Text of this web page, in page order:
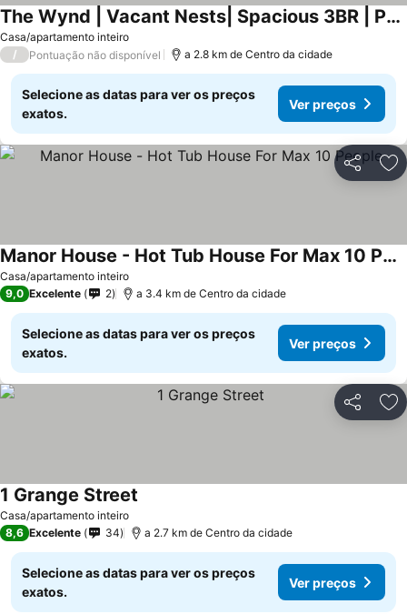
Casa/apartamento inteiro
The Wynd | Vacant Nests| Spacious 3BR | Parking
Ver preços
/ Pontuação não disponível a 2.8 km de Centro da cidade
Selecione as datas para ver os preços
exatos.
Ver preços
Partilhar
Casa/apartamento inteiro
Manor House - Hot Tub House For Max 10 People
Ver preços
9,0 Excelente 2 a 3.4 km de Centro da cidade
Selecione as datas para ver os preços
exatos.
Ver preços
Partilhar
Casa/apartamento inteiro
1 Grange Street
8,6 Excelente 34 a 2.7 km de Centro da cidade
Selecione as datas para ver os preços
exatos.
Ver preços